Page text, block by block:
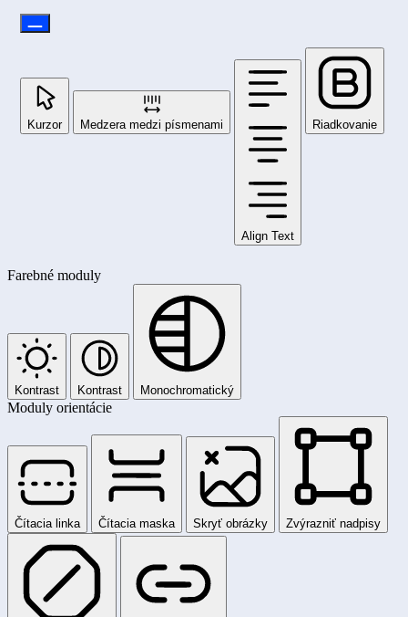
Kurzor Medzera medzi písmenami
Align Text
Riadkovanie
Farebné moduly
Kontrast Kontrast Monochromatický
Moduly orientácie
Čítacia linka Čítacia maska Skryť obrázky Zvýrazniť nadpisy